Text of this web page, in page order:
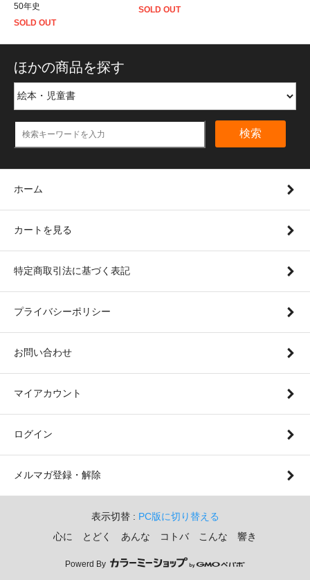
50年史
SOLD OUT
SOLD OUT
ほかの商品を探す
検索
ホーム
カートを見る
特定商取引法に基づく表記
プライバシーポリシー
お問い合わせ
マイアカウント
ログイン
メルマガ登録・解除
表示切替 : PC版に切り替える
心に とどく あんな コトバ こんな 響き
Powerd By